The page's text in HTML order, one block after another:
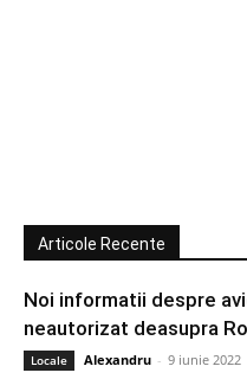
Articole Recente
Noi informatii despre
neautorizat deasupra
Locale Alexandru - 9 iunie 2022